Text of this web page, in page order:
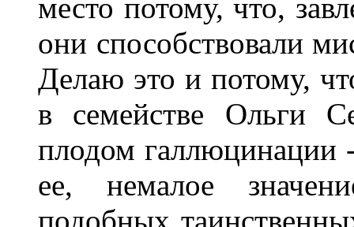
место потому, что,
они способствовали
Делаю это и потому,
в семействе Ольги
плодом галлюцинации
ее, немалое